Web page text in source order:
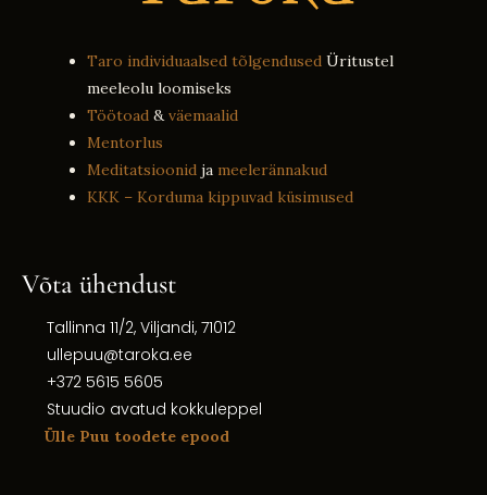
Taro individuaalsed tõlgendused Üritustel
meeleolu loomiseks
Töötoad &väemaalid
Mentorlus
Meditatsioonid ja meelerännakud
KKK – Korduma kippuvad küsimused
Võta ühendust
Tallinna 11/2, Viljandi, 71012
ullepuu@taroka.ee
+372 5615 5605
Stuudio avatud kokkuleppel
Ülle Puu toodete epood